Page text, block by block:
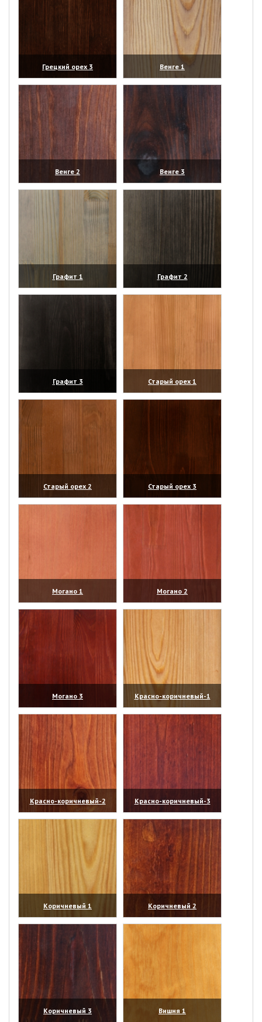
Грецкий орех 3
(увеличить)
Венге 1
(увеличить)
Венге 2
(увеличить)
Венге 3
(увеличить)
Графит 1
(увеличить)
Графит 2
(увеличить)
Графит 3
(увеличить)
Старый орех 1
(увеличить)
Старый орех 2
(увеличить)
Старый орех 3
(увеличить)
Могано 1
(увеличить)
Могано 2
(увеличить)
Могано 3
(увеличить)
Красно-коричневый-1
(увеличить)
Красно-коричневый-2
(увеличить)
Красно-коричневый-3
(увеличить)
Коричневый 1
(увеличить)
Коричневый 2
(увеличить)
Коричневый 3
Вишня 1